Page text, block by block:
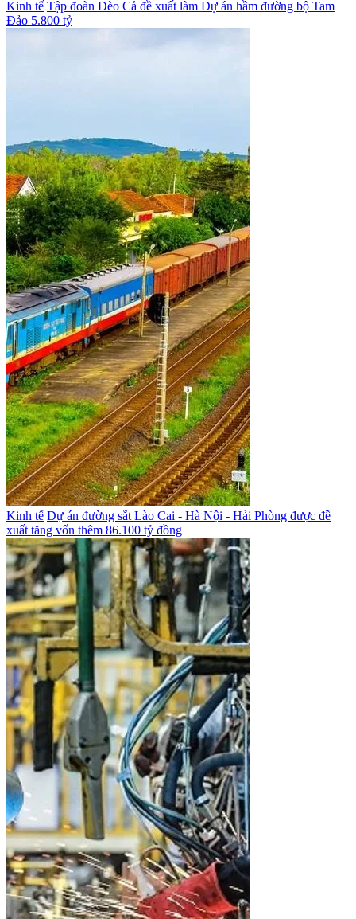
Kinh tế Tập đoàn Đèo Cả đề xuất làm Dự án hầm đường bộ Tam
Đảo 5.800 tỷ
Kinh tế Dự án đường sắt Lào Cai - Hà Nội - Hải Phòng được đề
xuất tăng vốn thêm 86.100 tỷ đồng